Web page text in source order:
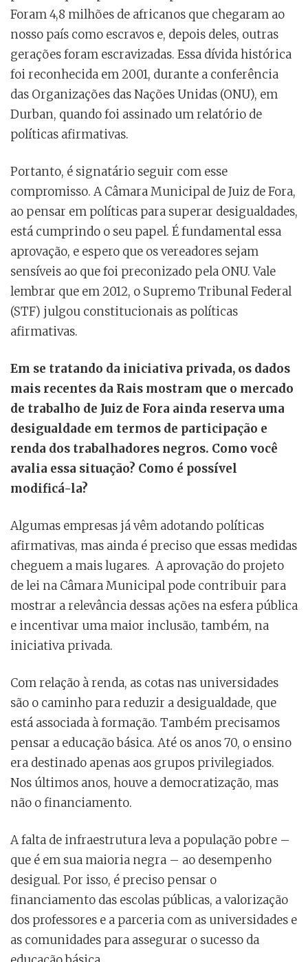
Foram 4,8 milhões de africanos que chegaram ao
nosso país como escravos e, depois deles, outras
gerações foram escravizadas. Essa dívida histórica
foi reconhecida em 2001, durante a conferência
das Organizações das Nações Unidas (ONU), em
Durban, quando foi assinado um relatório de
políticas afirmativas.
Portanto, é signatário seguir com esse
compromisso. A Câmara Municipal de Juiz de Fora,
ao pensar em políticas para superar desigualdades,
está cumprindo o seu papel. É fundamental essa
aprovação, e espero que os vereadores sejam
sensíveis ao que foi preconizado pela ONU. Vale
lembrar que em 2012, o Supremo Tribunal Federal
(STF) julgou constitucionais as políticas
afirmativas.
Em se tratando da iniciativa privada, os dados
mais recentes da Rais mostram que o mercado
de trabalho de Juiz de Fora ainda reserva uma
desigualdade em termos de participação e
renda dos trabalhadores negros. Como você
avalia essa situação? Como é possível
modificá-la?
Algumas empresas já vêm adotando políticas
afirmativas, mas ainda é preciso que essas medidas
cheguem a mais lugares. A aprovação do projeto
de lei na Câmara Municipal pode contribuir para
mostrar a relevância dessas ações na esfera pública
e incentivar uma maior inclusão, também, na
iniciativa privada.
Com relação à renda, as cotas nas universidades
são o caminho para reduzir a desigualdade, que
está associada à formação. Também precisamos
pensar a educação básica. Até os anos 70, o ensino
era destinado apenas aos grupos privilegiados.
Nos últimos anos, houve a democratização, mas
não o financiamento.
A falta de infraestrutura leva a população pobre –
que é em sua maioria negra – ao desempenho
desigual. Por isso, é preciso pensar o
financiamento das escolas públicas, a valorização
dos professores e a parceria com as universidades e
as comunidades para assegurar o sucesso da